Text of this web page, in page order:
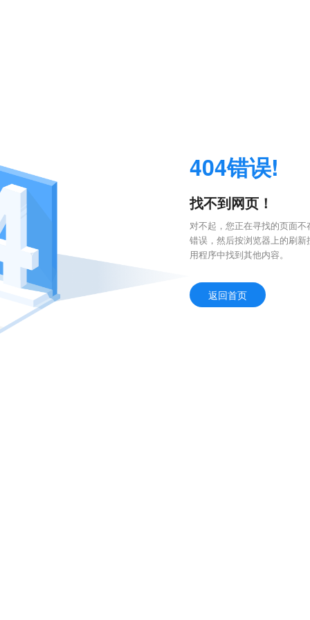
404错误!
找不到网页！
对不起，您正在寻找的页面
错误，然后按浏览器上的刷
用程序中找到其他内容。
返回首页